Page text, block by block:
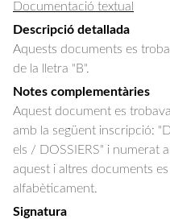
Documentació textual
Descripció detallada
Aquests documents es
de la lletra "B".
Notes complementàries
Aquest document es
amb la següent inscripció:
els / DOSSIERS" i numerat
aquest i altres documents
alfabèticament.
Signatura